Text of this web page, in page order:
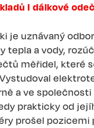
I dálkové
je uznávaný
tepla a vody,
měřidel, které
a ve společnosti
prakticky od
prošel pozicemi